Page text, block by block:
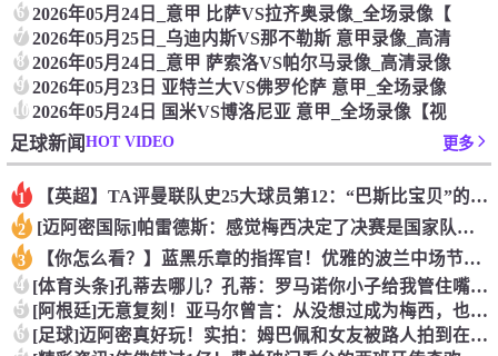
6 2026年05月24日_意甲 比萨VS拉齐奥录像_全场录像【
7 2026年05月25日_乌迪内斯VS那不勒斯 意甲录像_高清
8 2026年05月24日_意甲 萨索洛VS帕尔马录像_高清录像
9 2026年05月23日 亚特兰大VS佛罗伦萨 意甲_全场录像
102026年05月24日 国米VS博洛尼亚 意甲_全场录像【视
足球新闻HOT VIDEO 更多
1 【英超】TA评曼联队史25大球员第12：“巴斯比宝贝”的绝佳
2 [迈阿密国际]帕雷德斯：感觉梅西决定了决赛是国家队最后一战，
3 【你怎么看？】蓝黑乐章的指挥官！优雅的波兰中场节拍器！
4 [体育头条]孔蒂去哪儿？孔蒂：罗马诺你小子给我管住嘴哈！
5 [阿根廷]无意复刻！亚马尔曾言：从没想过成为梅西，也不会穿他
6 [足球]迈阿密真好玩！实拍：姆巴佩和女友被路人拍到在夜店狂欢